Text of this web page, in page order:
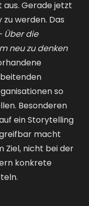
Gerade jetzt
werden. Das
Über die
neu zu denken
so
Besonderen
ein Storytelling
macht
Ziel, nicht bei der
konkrete